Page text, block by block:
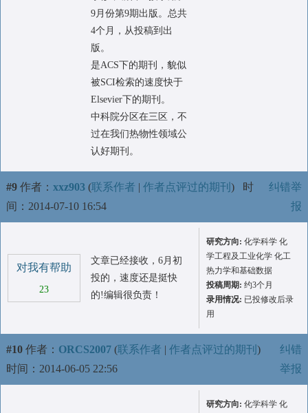
9月份第9期出版。总共
4个月，从投稿到出
版。
是ACS下的期刊，貌似
被SCI检索的速度快于
Elsevier下的期刊。
中科院分区在三区，不
过在我们热物性领域公
认好期刊。
#9 作者： xxz903 (联系作者 | 作者点评过的期刊 ) 时
间：2014-07-10 16:54
纠错举
报
对我有帮助
23
文章已经接收，6月初
投的，速度还是挺快
的!编辑很负责！
研究方向: 化学科学 化
学工程及工业化学 化工
热力学和基础数据
投稿周期: 约3个月
录用情况: 已投修改后录
用
#10 作者： ORCS2007 (联系作者 | 作者点评过的期刊 )
时间：2014-06-05 22:56
纠错
举报
研究方向: 化学科学 化